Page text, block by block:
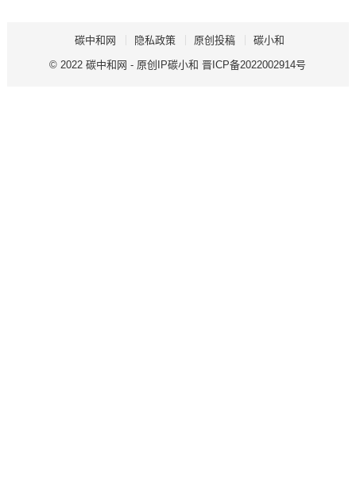
碳中和网 隐私政策 原创投稿 碳小和
© 2022碳中和网 - 原创IP碳小和 晋ICP备2022002914号